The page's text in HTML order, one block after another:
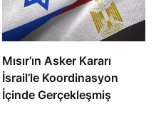
Mısır’ın Asker Kararı
İsrail’le Koordinasyon
İçinde Gerçekleşmiş